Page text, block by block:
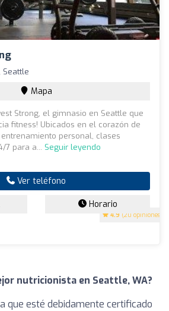
4.9 (20 opiniones)
Seattle
Mapa
Strong, el gimnasio en Seattle que
fitness! Ubicados en el corazón de
personal, clases
7 para a... Seguir leyendo
Ver teléfono
Horario
nutricionista en Seattle, WA?
que esté debidamente certificado